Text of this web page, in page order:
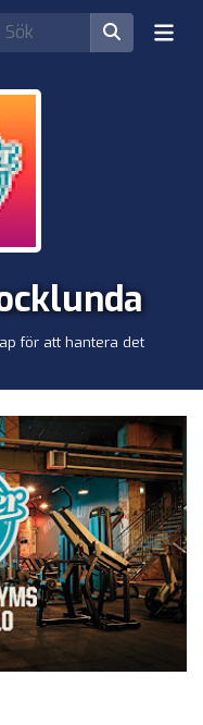
för att hantera det